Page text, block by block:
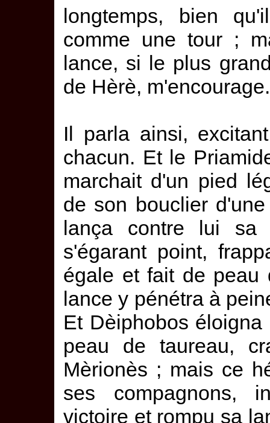
longtemps, bien
comme une tour ;
lance, si le plus
de Hèrè, m'encourage.
Il parla ainsi,
chacun. Et le
marchait d'un pied
de son bouclier
lança contre lui sa
s'égarant point,
égale et fait de peau
lance y pénétra à
Et Dèiphobos
peau de taureau,
Mèrionès ; mais ce
ses compagnons,
victoire et rompu sa